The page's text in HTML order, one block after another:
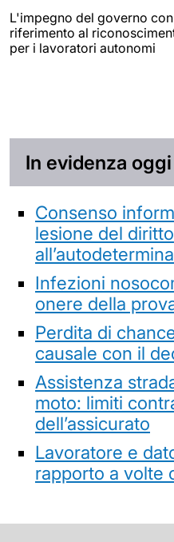
L'impegno del governo
riferimento al
per i lavoratori autonomi
In evidenza oggi
Consenso
lesione del diritto
Infezioni
onere della
Perdita di
causale con il
Assistenza
moto: limiti
dell’assicurato
Lavoratore e
rapporto a volte